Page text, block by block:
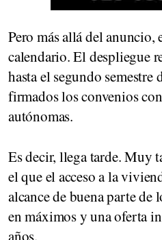
Pero más allá del anuncio,
calendario. El despliegue
hasta el segundo semestre
firmados los convenios
autónomas.
Es decir, llega tarde. Muy
el que el acceso a la
alcance de buena parte de
en máximos y una oferta
años.